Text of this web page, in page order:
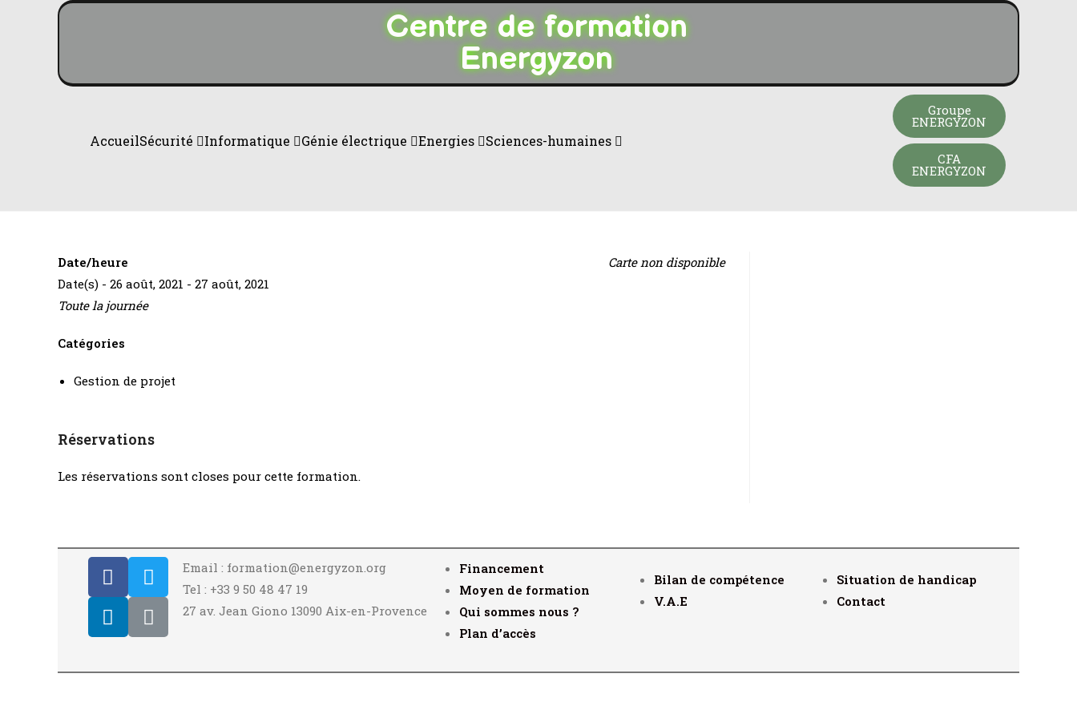
Centre de formation
Energyzon
AccueilSécurité Informatique Génie électrique Energies Sciences-humaines
Groupe
ENERGYZON
CFA
ENERGYZON
Carte non disponible
Date/heure
Date(s) - 26 août, 2021 - 27 août, 2021
Toute la journée
Catégories
Gestion de projet
Réservations
Les réservations sont closes pour cette formation.
Email : formation@energyzon.org
Tel : +33 9 50 48 47 19
27 av. Jean Giono 13090 Aix-en-Provence
Financement
Moyen de formation
Qui sommes nous ?
Plan d’accès
Bilan de compétence
V.A.E
Situation de handicap
Contact